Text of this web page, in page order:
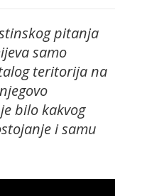
pitanja
samo
teritorija na
bilo kakvog
i samu